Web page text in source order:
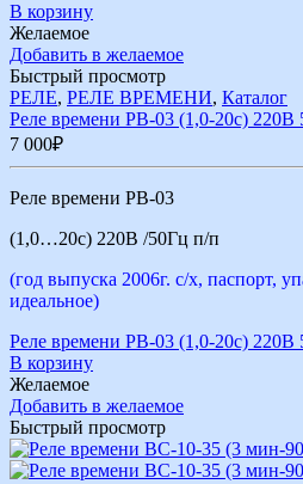
В корзину
Желаемое
Добавить в желаемое
Быстрый просмотр
РЕЛЕ, РЕЛЕ ВРЕМЕНИ, Каталог
Реле времени РВ-03 (1,0-20с) 220В
7 000₽
Реле времени РВ-03
(1,0…20с) 220В /50Гц п/п
(год выпуска 2006г. с/х, паспорт,
идеальное)
Реле времени РВ-03 (1,0-20с) 220В
В корзину
Желаемое
Добавить в желаемое
Быстрый просмотр